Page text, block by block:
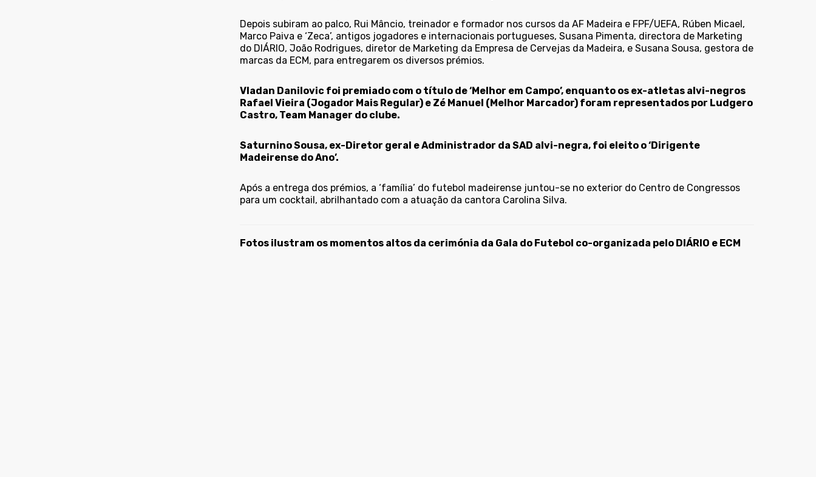
Depois subiram ao palco, Rui Mâncio, treinador e formador nos cursos da AF Madeira e FPF/UEFA, Rúben Micael,
Marco Paiva e ‘Zeca’, antigos jogadores e internacionais portugueses, Susana Pimenta, directora de Marketing
do DIÁRIO, João Rodrigues, diretor de Marketing da Empresa de Cervejas da Madeira, e Susana Sousa, gestora de
marcas da ECM, para entregarem os diversos prémios.
Vladan Danilovic foi premiado com o título de ‘Melhor em Campo’, enquanto os ex-atletas alvi-negros
Rafael Vieira (Jogador Mais Regular) e Zé Manuel (Melhor Marcador) foram representados por Ludgero
Castro, Team Manager do clube.
Saturnino Sousa, ex-Diretor geral e Administrador da SAD alvi-negra, foi eleito o ‘Dirigente
Madeirense do Ano’.
Após a entrega dos prémios, a ‘família’ do futebol madeirense juntou-se no exterior do Centro de Congressos
para um cocktail, abrilhantado com a atuação da cantora Carolina Silva.
Fotos ilustram os momentos altos da cerimónia da Gala do Futebol co-organizada pelo DIÁRIO e ECM